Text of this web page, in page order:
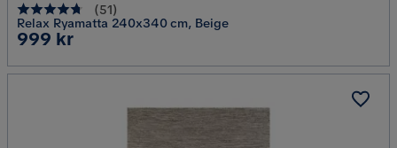
(51)
Relax Ryamatta 240x340 cm, Beige
Pris
999 kr